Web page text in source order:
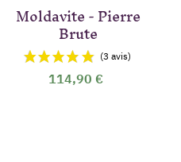
Moldavite - Pierre
Brute
114,90 €